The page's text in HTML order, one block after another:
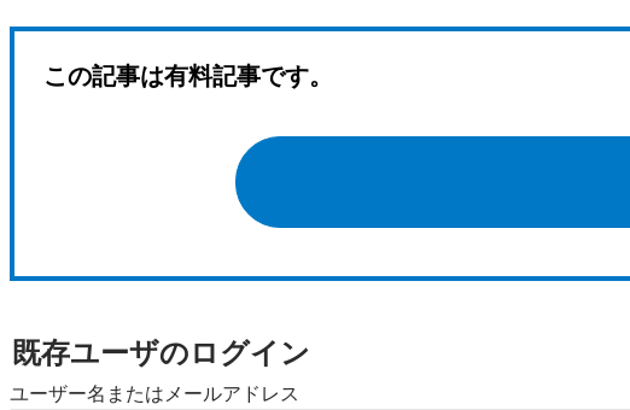
この記事は有料記事です。
既存ユーザのログイン
ユーザー名またはメールアドレス